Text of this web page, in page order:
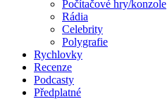
Počítačové hry/konzole
Rádia
Celebrity
Polygrafie
Rychlovky
Recenze
Podcasty
Předplatné